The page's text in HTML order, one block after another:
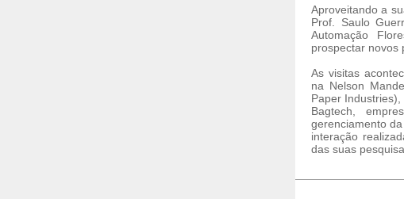
Aproveitando a
Prof. Saulo
Automação
prospectar novos
As visitas
na Nelson
Paper
Bagtech,
gerenciamento
interação
das suas